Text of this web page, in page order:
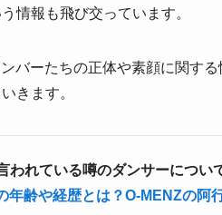
情報も飛び交っています。
バーたちの正体や素顔に関す
きます。
われている噂のダンサーについ
齢や経歴とは？O-MENZの阿